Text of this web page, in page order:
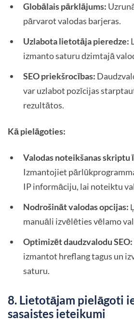
Globālais pārklājums:
pārvarot valodas barjeras.
Uzlabota lietotāja pieredze:
izmanto saturu dzimtajā
SEO priekšrocības:
var uzlabot pozīcijas
rezultātos.
Kā pielāgoties:
Valodas noteikšanas skriptu
Izmantojiet
IP informāciju, lai noteiktu
Nodrošināt valodas opcijas:
manuāli izvēlēties vēlamo
Optimizēt daudzvalodu SEO:
izmantot hreflang tagus un
saturu.
8. Lietotājam pielāgoti
sasaistes ieteikumi